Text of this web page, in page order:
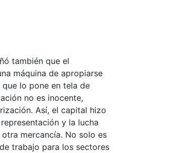
también que el
máquina de apropiarse
lo pone en tela de
no es inocente,
Así, el capital hizo
y la lucha
mercancía. No solo es
trabajo para los sectores